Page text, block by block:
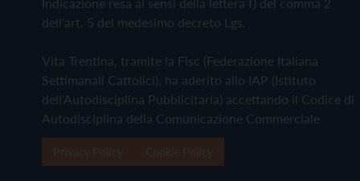
dell'art. 5 del medesimo decreto Lgs.
Vita Trentina, tramite la Fisc (Federazione Italiana
Settimanali Cattolici), ha aderito allo IAP (Istituto
dell'Autodisciplina Pubblicitaria) accettando il Codice di
Autodisciplina della Comunicazione Commerciale